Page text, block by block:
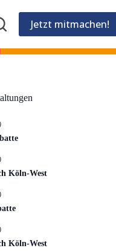
Jetzt mitmachen!
Köln-West
Köln-West